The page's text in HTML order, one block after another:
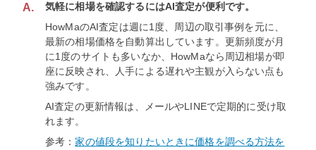
A.
気軽に相場を確認するにはAI査定が便利です。
HowMaのAI査定は週に1度、周辺の取引事例を元に、
最新の相場価格を自動算出しています。更新頻度が月
に1度のサイトも多いなか、HowMaなら周辺相場が即
座に反映され、人手による遅れや主観が入らない点も
強みです。
AI査定の更新情報は、メールやLINEで定期的に受け取
れます。
参考：家の値段を知りたいときに価格を調べる方法を